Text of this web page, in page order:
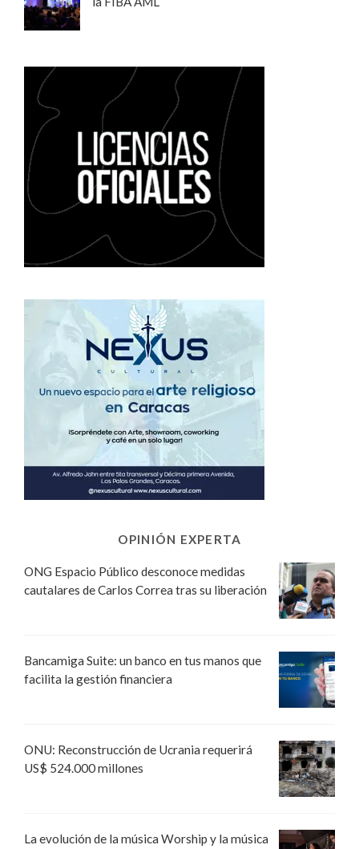
OPINIÓN EXPERTA
ONG Espacio Público desconoce medidas
cautalares de Carlos Correa tras su liberación
Bancamiga Suite: un banco en tus manos que
facilita la gestión financiera
ONU: Reconstrucción de Ucrania requerirá
US$ 524.000 millones
La evolución de la música Worship y la música